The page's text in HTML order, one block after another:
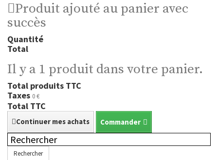
Produit ajouté au panier avec
succès
Quantité
Total
Il y a 1 produit dans votre panier.
Total produits TTC
Taxes 0 €
Total TTC
Continuer mes achats Commander
Rechercher